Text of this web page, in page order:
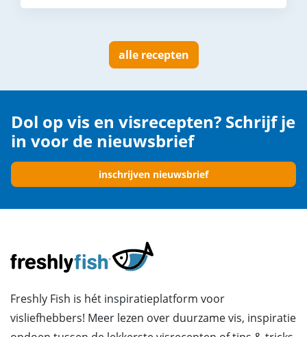
alle recepten
Dol op vis en visrecepten? Schrijf je
in voor de nieuwsbrief
inschrijven nieuwsbrief
Freshly Fish is hét inspiratieplatform voor
visliefhebbers! Meer lezen over duurzame vis, inspiratie